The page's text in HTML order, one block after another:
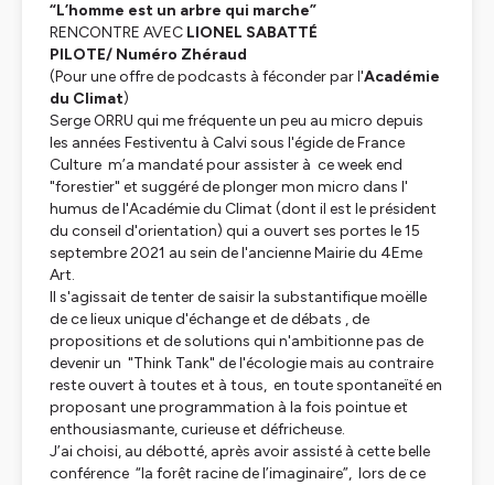
“L’homme est un arbre qui marche”
RENCONTRE AVEC LIONEL SABATTÉ
PILOTE/ Numéro Zhéraud
(Pour une offre de podcasts à féconder par l'Académie
du Climat)
Serge ORRU qui me fréquente un peu au micro depuis
les années Festiventu à Calvi sous l'égide de France
Culture m’a mandaté pour assister à ce week end
"forestier" et suggéré de plonger mon micro dans l'
humus de l'Académie du Climat (dont il est le président
du conseil d'orientation) qui a ouvert ses portes le 15
septembre 2021 au sein de l'ancienne Mairie du 4Eme
Art.
Il s'agissait de tenter de saisir la substantifique moëlle
de ce lieux unique d'échange et de débats , de
propositions et de solutions qui n'ambitionne pas de
devenir un "Think Tank" de l'écologie mais au contraire
reste ouvert à toutes et à tous, en toute spontaneïté en
proposant une programmation à la fois pointue et
enthousiasmante, curieuse et défricheuse.
J’ai choisi, au débotté, après avoir assisté à cette belle
conférence “la forêt racine de l’imaginaire”, lors de ce